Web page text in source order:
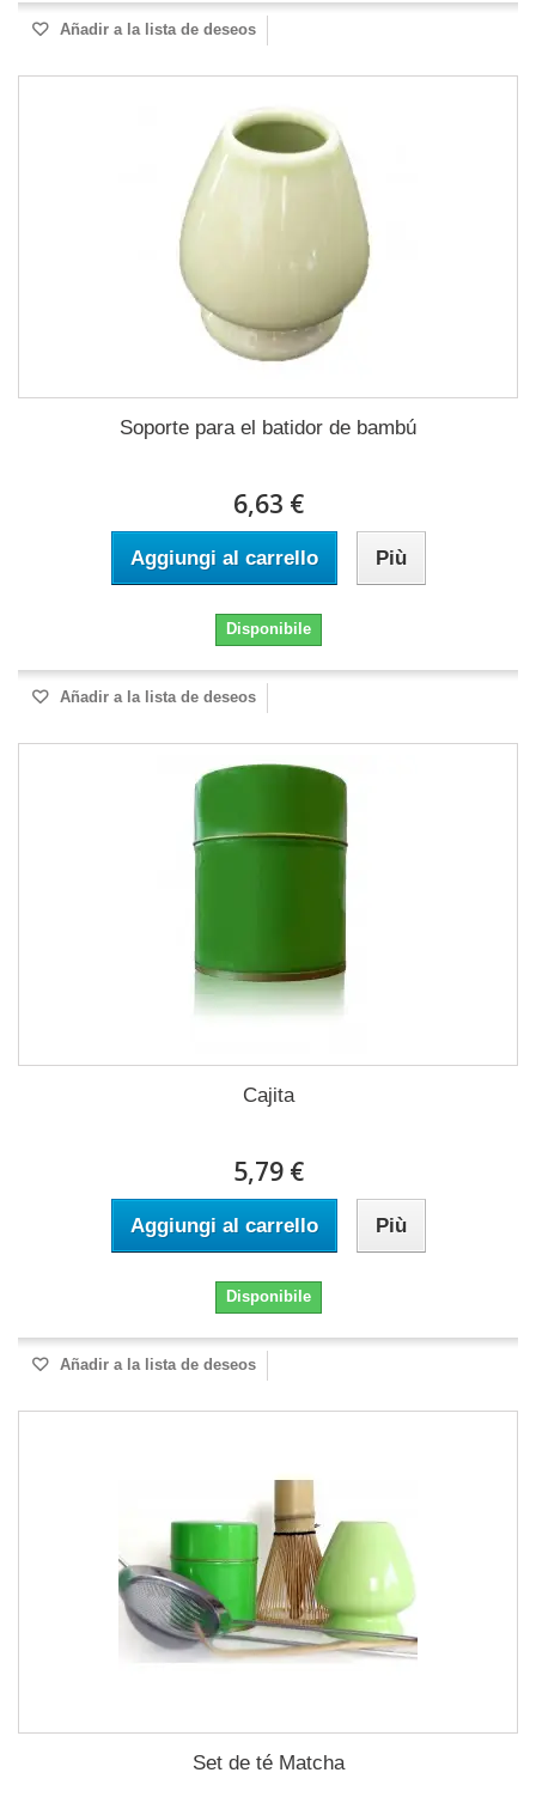
Añadir a la lista de deseos
Soporte para el batidor de bambú
6,63 €
Aggiungi al carrello Più
Disponibile
Añadir a la lista de deseos
Cajita
5,79 €
Aggiungi al carrello Più
Disponibile
Añadir a la lista de deseos
Set de té Matcha